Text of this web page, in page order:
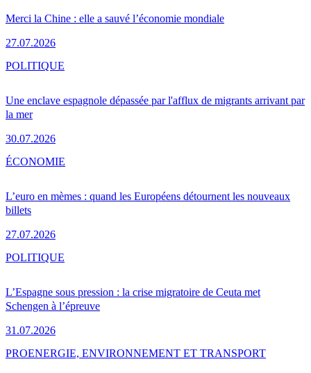
Merci la Chine : elle a sauvé l’économie mondiale
27.07.2026
Une enclave espagnole dépassée par l'afflux de migrants arrivant par
la mer
30.07.2026
POLITIQUE
L’euro en mèmes : quand les Européens détournent les nouveaux
billets
27.07.2026
ÉCONOMIE
L’Espagne sous pression : la crise migratoire de Ceuta met
Schengen à l’épreuve
31.07.2026
POLITIQUE
PROENERGIE, ENVIRONNEMENT ET TRANSPORT